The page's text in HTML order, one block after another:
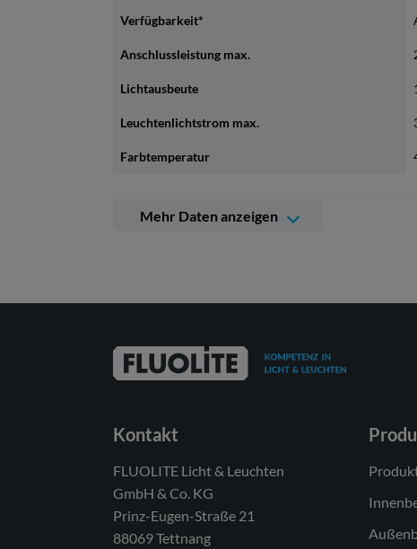
Verfügbarkeit*
Anschlussleistung max.
Lichtausbeute
Leuchtenlichtstrom max.
Farbtemperatur
Weitere technische Daten
Lichtquelle(n) (A-G)
Anzahl Leuchtmittel
Spannungsart
Anschlussleistung min.
Mehr Daten anzeigen
Kontakt
FLUOLITE Licht & Leuchten
GmbH & Co. KG
Prinz-Eugen-Straße 21
88069 Tettnang